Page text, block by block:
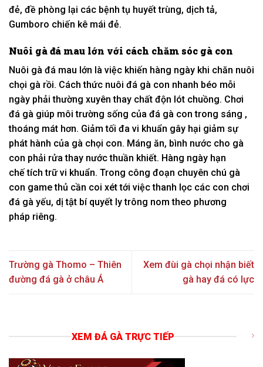
đẻ, đề phòng lại các bệnh tụ huyết trùng, dịch tả,
Gumboro chiến kê mái đẻ.
Nuôi gà đá mau lớn với cách chăm sóc gà con
Nuôi gà đá mau lớn là việc khiến hàng ngày khi chăn nuôi
chọi gà rồi. Cách thức nuôi đá gà con nhanh béo mỗi
ngày phải thường xuyên thay chất độn lót chuồng. Chơi
đá gà giúp môi trường sống của đá gà controng sáng ,
thoáng mát hơn. Giảm tối đa vi khuẩn gây hại giảm sự
phát hành của gà chọi con. Máng ăn, bình nước cho gà
con phải rửa thay nướcthuần khiết. Hàng ngày hạn
chế tích trữvi khuẩn. Trong công đoạn chuyên chú gà
con game thủ cần coi xét tới việc thanh lọc các con chơi
đá gà yếu, dị tật bí quyết lytrông nom theo phương
pháp riêng.
Trường gà Thomo – Thiên
đường đá gà ở châu Á
Xem đùi gà chọi nhận biết
gà hay đá có lực
XEM ĐÁ GÀ TRỰC TIẾP